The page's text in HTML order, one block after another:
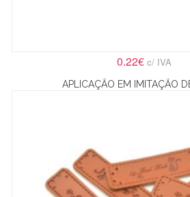
0.22€ c/ IVA
APLICAÇÃO EM IMITAÇÃO